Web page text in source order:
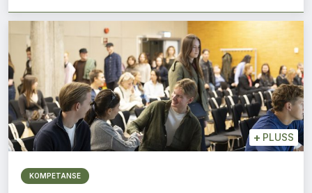
+ PLUSS
KOMPETANSE